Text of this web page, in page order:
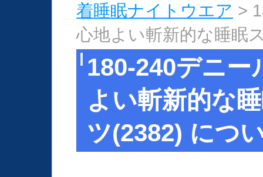
着睡眠ナイトウエア >
心地よい斬新的な睡眠
180-240デニー
よい斬新的な
ツ(2382) につ